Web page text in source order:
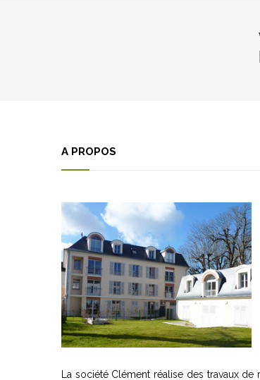
A PROPOS
La société Clément réalise des travaux de